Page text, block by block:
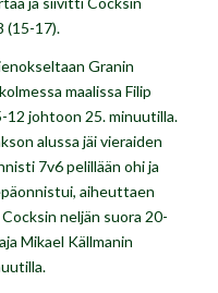
(15-17).
Granin
maalissa Filip
12 johtoon 25. minuutilla.
alussa jäi vieraiden
7v6 pelillään ohi ja
aiheuttaen
neljän suora 20-
Mikael Källmanin